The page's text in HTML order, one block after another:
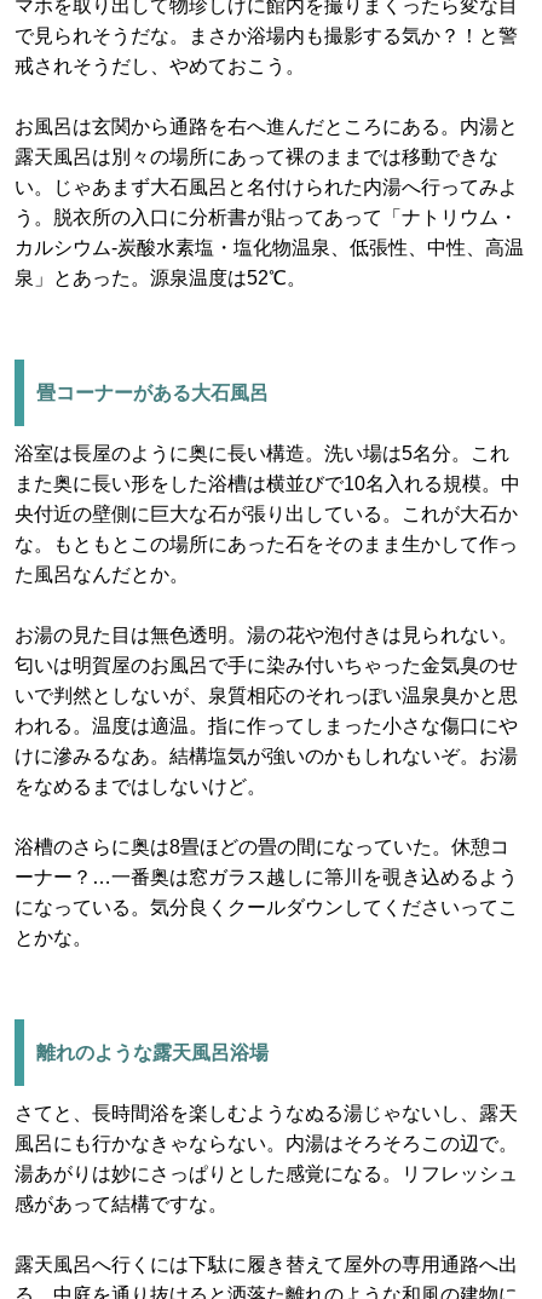
マホを取り出して物珍しげに館内を撮りまくったら変な目
で見られそうだな。まさか浴場内も撮影する気か？！と警
戒されそうだし、やめておこう。
お風呂は玄関から通路を右へ進んだところにある。内湯と
露天風呂は別々の場所にあって裸のままでは移動できな
い。じゃあまず大石風呂と名付けられた内湯へ行ってみよ
う。脱衣所の入口に分析書が貼ってあって「ナトリウム・
カルシウム-炭酸水素塩・塩化物温泉、低張性、中性、高温
泉」とあった。源泉温度は52℃。
畳コーナーがある大石風呂
浴室は長屋のように奥に長い構造。洗い場は5名分。これ
また奥に長い形をした浴槽は横並びで10名入れる規模。中
央付近の壁側に巨大な石が張り出している。これが大石か
な。もともとこの場所にあった石をそのまま生かして作っ
た風呂なんだとか。
お湯の見た目は無色透明。湯の花や泡付きは見られない。
匂いは明賀屋のお風呂で手に染み付いちゃった金気臭のせ
いで判然としないが、泉質相応のそれっぽい温泉臭かと思
われる。温度は適温。指に作ってしまった小さな傷口にや
けに滲みるなあ。結構塩気が強いのかもしれないぞ。お湯
をなめるまではしないけど。
浴槽のさらに奥は8畳ほどの畳の間になっていた。休憩コ
ーナー？…一番奥は窓ガラス越しに箒川を覗き込めるよう
になっている。気分良くクールダウンしてくださいってこ
とかな。
離れのような露天風呂浴場
さてと、長時間浴を楽しむようなぬる湯じゃないし、露天
風呂にも行かなきゃならない。内湯はそろそろこの辺で。
湯あがりは妙にさっぱりとした感覚になる。リフレッシュ
感があって結構ですな。
露天風呂へ行くには下駄に履き替えて屋外の専用通路へ出
る。中庭を通り抜けると洒落た離れのような和風の建物に